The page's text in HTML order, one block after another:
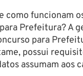
como funcionam
Prefeitura? A
para
possui
assumam aos